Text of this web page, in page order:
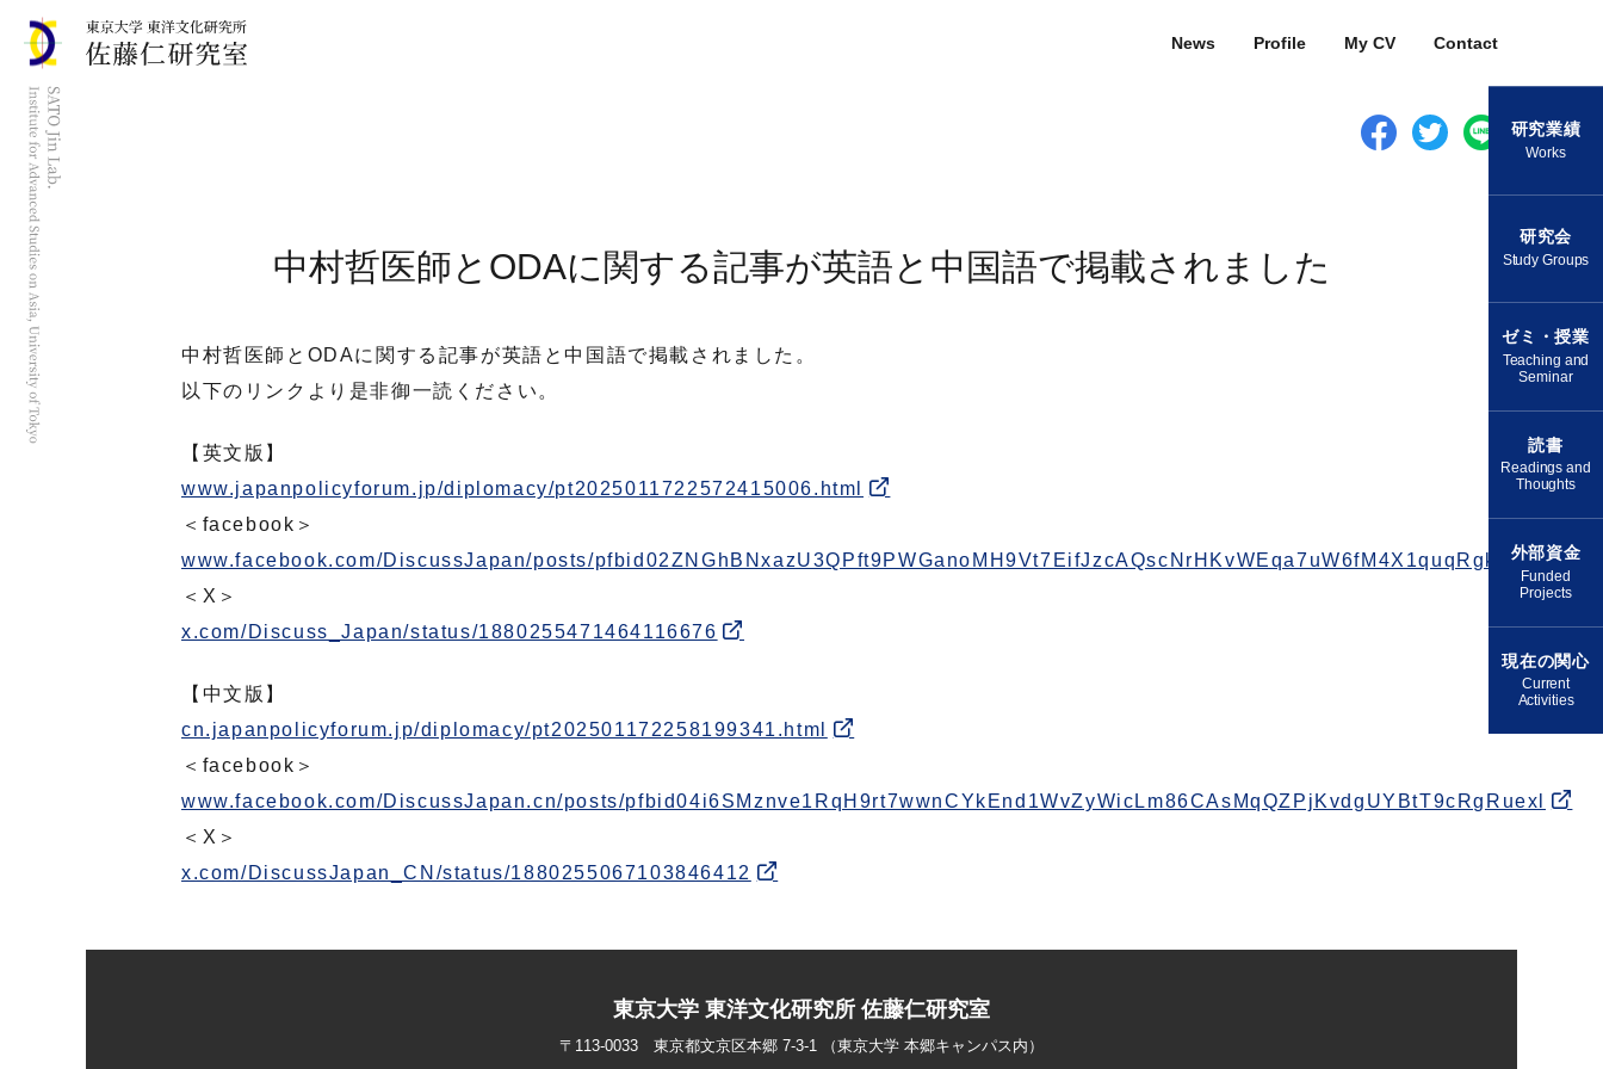
News Profile My CV Contact
研究業績
Works
研究会
Study Groups
ゼミ・授業
Teaching and
Seminar
読書
Readings and
Thoughts
外部資金
Funded
Projects
現在の関心
Current
Activities
中村哲医師とODAに関する記事が英語と中国語で掲載されました
中村哲医師とODAに関する記事が英語と中国語で掲載されました。
以下のリンクより是非御一読ください。
【英文版】
www.japanpolicyforum.jp/diplomacy/pt2025011722572415006.html
＜facebook＞
www.facebook.com/DiscussJapan/posts/pfbid02ZNGhBNxazU3QPft9PWGanoMH9Vt7EifJzcAQscNrHKvWEqa7uW6fM4X1quqRgkYCl
＜X＞
x.com/Discuss_Japan/status/1880255471464116676
【中文版】
cn.japanpolicyforum.jp/diplomacy/pt202501172258199341.html
＜facebook＞
www.facebook.com/DiscussJapan.cn/posts/pfbid04i6SMznve1RqH9rt7wwnCYkEnd1WvZyWicLm86CAsMqQZPjKvdgUYBtT9cRgRuexl
＜X＞
x.com/DiscussJapan_CN/status/1880255067103846412
東京大学 東洋文化研究所 佐藤仁研究室
〒113-0033 東京都文京区本郷 7-3-1 （東京大学 本郷キャンパス内）